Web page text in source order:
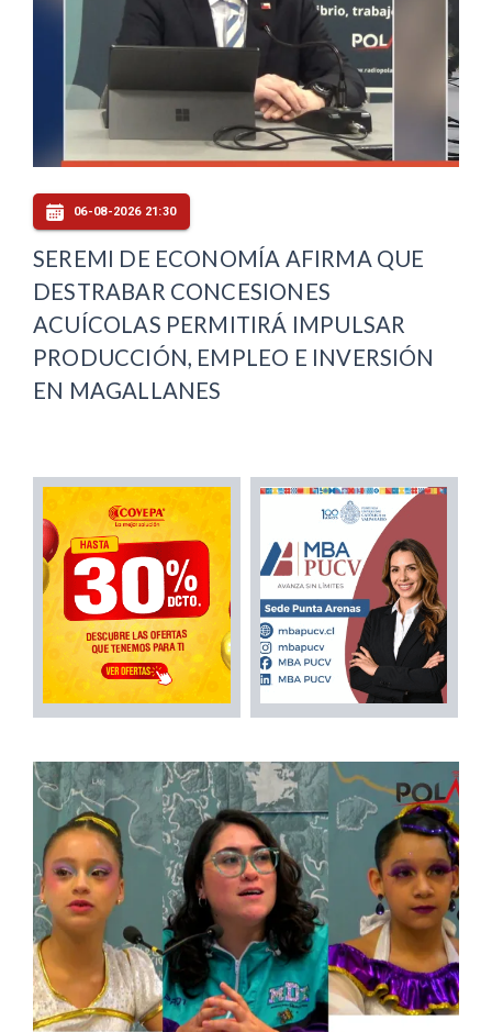
06-08-2026 21:30
SEREMI DE ECONOMÍA AFIRMA QUE
DESTRABAR CONCESIONES
ACUÍCOLAS PERMITIRÁ IMPULSAR
PRODUCCIÓN, EMPLEO E INVERSIÓN
EN MAGALLANES